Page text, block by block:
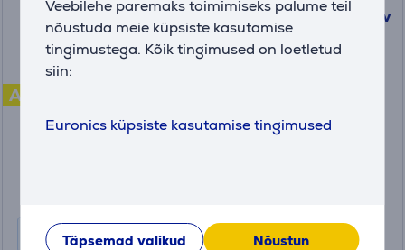
Veebilehe paremaks toimimiseks palume teil
nõustuda meie küpsiste kasutamise
tingimustega. Kõik tingimused on loetletud
siin:
Euronics küpsiste kasutamise tingimused
Täpsemad valikud Nõustun
A
roostevaba teras - Eraldiseisev
gaasipliit elektriahjuga
Hind: